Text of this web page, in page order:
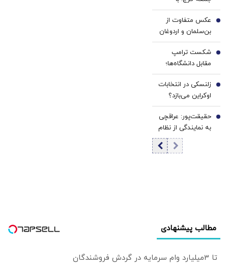
«کودتای برهنگی»
روبه‌رو شده‌ایم
عکس متفاوت از
بن‌سلمان و اردوغان
در مکه/پس از
نشست دفاعی چه
گذشت؟+ عکس
4
شکست ترامپ
مقابل دانشگاه‌ها؛
هاروارد چگونه ورق
را برگرداند؟
5
زلنسکی در انتخابات
اوکراین می‌بازد؟
نتایج یک
نظرسنجی تازه
خبرساز شد
6
حقیقت‌پور: عراقچی
به نمایندگی از نظام
مذاکره می‌کند؛
تصمیم شخصی
7
مطالب پیشنهادی
تا 3میلیارد وام سرمایه در گردش فروشندگان